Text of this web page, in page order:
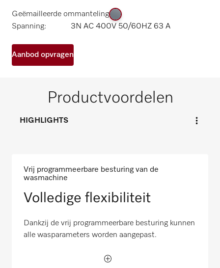
Geëmailleerde ommanteling
Spanning:
3N AC 400V 50/60HZ 63 A
Aanbod opvragen
Productvoordelen
HIGHLIGHTS
Vrij programmeerbare besturing van de
wasmachine
Volledige flexibiliteit
Dankzij de vrij programmeerbare besturing kunnen
alle wasparameters worden aangepast.